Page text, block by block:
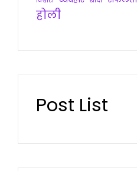
होली
Post List